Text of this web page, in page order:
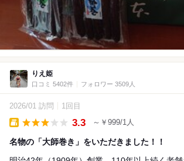
りえ姫
口コミ 5402件 フォロワー 3509人
2026/01 訪問 1回目
3.3 ～￥999/1人
名物の「大師巻き」をいただきました！！